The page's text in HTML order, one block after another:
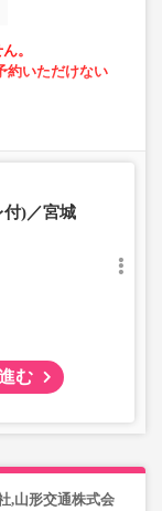
。
約いただけない
付)／宮城
む
,山形交通株式会